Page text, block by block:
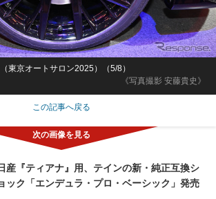
《写真撮影 安藤貴史》
東京オートサロン2025）（5/8）
この記事へ戻る
産『ティアナ』用、テインの新・純正互換シ
ック「エンデュラ・プロ・ベーシック」発売